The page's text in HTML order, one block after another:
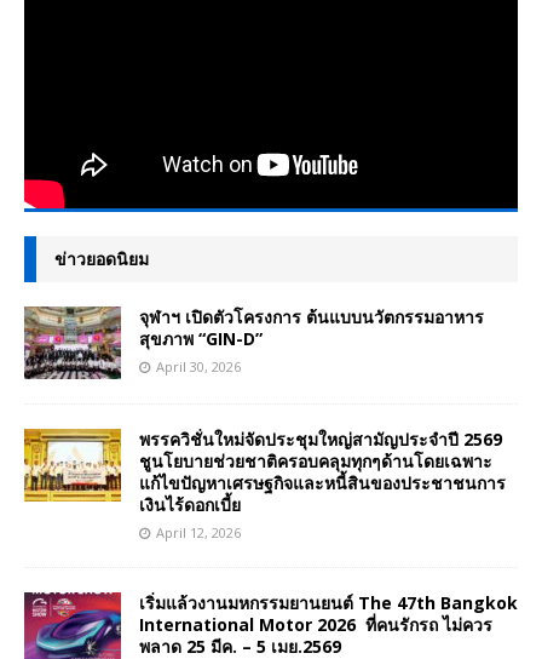
ข่าวยอดนิยม
จุฬาฯ เปิดตัวโครงการ ต้นแบบนวัตกรรมอาหาร
สุขภาพ “GIN-D”
April 30, 2026
พรรควิชั่นใหม่จัดประชุมใหญ่สามัญประจำปี 2569
ชูนโยบายช่วยชาติครอบคลุมทุกๆด้านโดยเฉพาะ
แก้ไขปัญหาเศรษฐกิจและหนี้สินของประชาชนการ
เงินไร้ดอกเบี้ย
April 12, 2026
เริ่มแล้วงานมหกรรมยานยนต์ The 47th Bangkok
International Motor 2026 ที่คนรักรถ ไม่ควร
พลาด 25 มีค. – 5 เมย.2569